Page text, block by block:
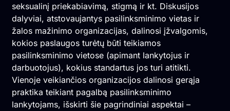
seksualinį priekabiavimą, stigmą ir kt. Diskusijos
dalyviai, atstovaujantys pasilinksminimo vietas ir
žalos mažinimo organizacijas, dalinosi įžvalgomis,
kokios paslaugos turėtų būti teikiamos
pasilinksminimo vietose (apimant lankytojus ir
darbuotojus), kokius standartus jos turi atitikti.
Vienoje veikiančios organizacijos dalinosi gerąja
praktika teikiant pagalbą pasilinksminimo
lankytojams, išskirti šie pagrindiniai aspektai –